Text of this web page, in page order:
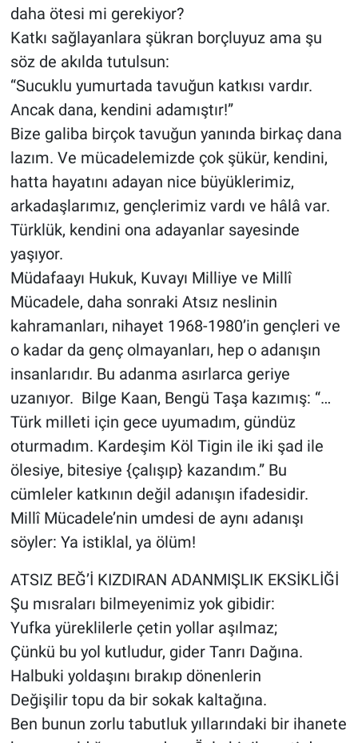
daha ötesi mi gerekiyor?
Katkı sağlayanlara şükran borçluyuz ama şu
söz de akılda tutulsun:
“Sucuklu yumurtada tavuğun katkısı vardır.
Ancak dana, kendini adamıştır!”
Bize galiba birçok tavuğun yanında birkaç dana
lazım. Ve mücadelemizde çok şükür, kendini,
hatta hayatını adayan nice büyüklerimiz,
arkadaşlarımız, gençlerimiz vardı ve hâlâ var.
Türklük, kendini ona adayanlar sayesinde
yaşıyor.
Müdafaayı Hukuk, Kuvayı Milliye ve Millî
Mücadele, daha sonraki Atsız neslinin
kahramanları, nihayet 1968-1980’in gençleri ve
o kadar da genç olmayanları, hep o adanışın
insanlarıdır. Bu adanma asırlarca geriye
uzanıyor. Bilge Kaan, Bengü Taşa kazımış: “…
Türk milleti için gece uyumadım, gündüz
oturmadım. Kardeşim Köl Tigin ile iki şad ile
ölesiye, bitesiye {çalışıp} kazandım.” Bu
cümleler katkının değil adanışın ifadesidir.
Millî Mücadele’nin umdesi de aynı adanışı
söyler: Ya istiklal, ya ölüm!
ATSIZ BEĞ’İ KIZDIRAN ADANMIŞLIK EKSİKLİĞİ
Şu mısraları bilmeyenimiz yok gibidir:
Yufka yüreklilerle çetin yollar aşılmaz;
Çünkü bu yol kutludur, gider Tanrı Dağına.
Halbuki yoldaşını bırakıp dönenlerin
Değişilir topu da bir sokak kaltağına.
Ben bunun zorlu tabutluk yıllarındaki bir ihanete